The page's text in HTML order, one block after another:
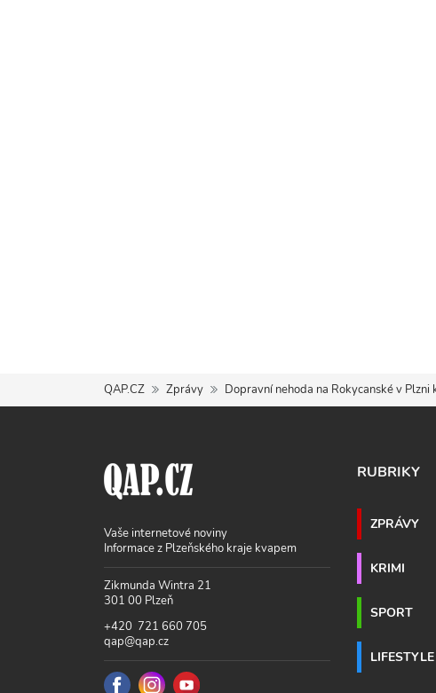
QAP.CZ Zprávy Dopravní nehoda na Rokycanské v
Vaše internetové noviny
Informace z Plzeňského kraje kvapem
Zikmunda Wintra 21
301 00 Plzeň
+420 721 660 705
qap@qap.cz
RUBRIKY
ZPRÁVY
KRIMI
SPORT
LIFESTYLE